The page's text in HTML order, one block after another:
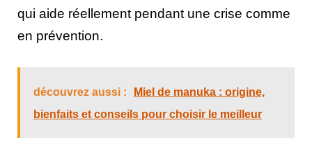
qui aide réellement pendant une crise comme
en prévention.
découvrez aussi :
Miel de manuka : origine,
bienfaits et conseils pour choisir le meilleur